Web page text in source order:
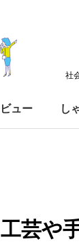
社
ュー し
工芸や